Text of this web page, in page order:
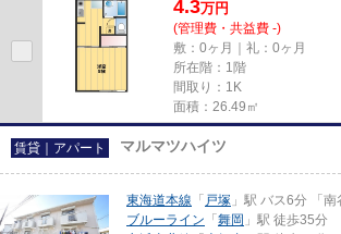
4.3万円
(管理費・共益費 -)
敷：0ヶ月｜礼：0ヶ月
所在階：1階
間取り：1K
面積：26.49㎡
賃貸｜アパート マルマツハイツ
東海道本線 「 戸塚 」駅 バス6分 「
ブルーライン 「 舞岡 」駅 徒歩35分